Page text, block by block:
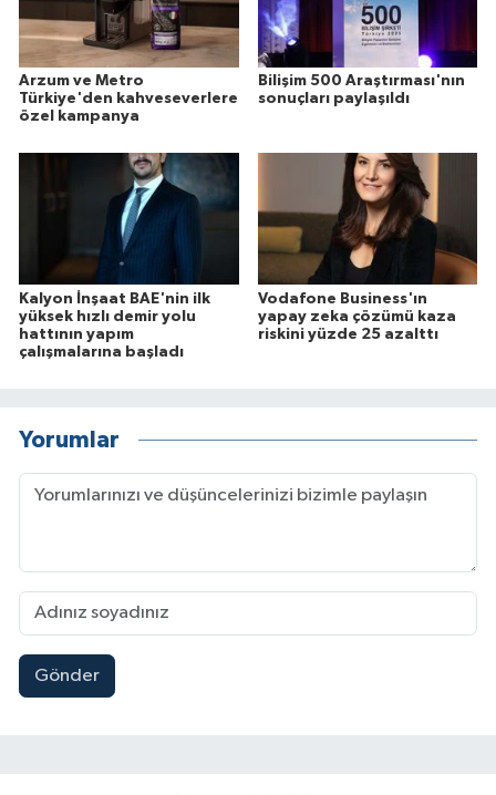
Arzum ve Metro
Türkiye'den kahveseverlere
özel kampanya
Bilişim 500 Araştırması'nın
sonuçları paylaşıldı
Kalyon İnşaat BAE'nin ilk
yüksek hızlı demir yolu
hattının yapım
çalışmalarına başladı
Vodafone Business'ın
yapay zeka çözümü kaza
riskini yüzde 25 azalttı
Yorumlar
Gönder